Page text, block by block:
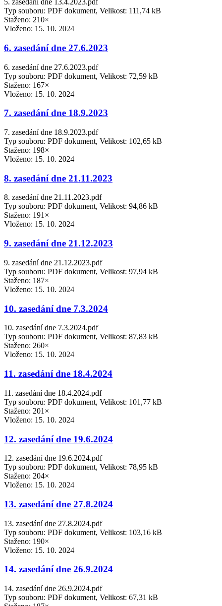
5. zasedání dne 13.4.2023.pdf
Typ souboru: PDF dokument, Velikost: 111,74 kB
Staženo: 210×
Vloženo: 15. 10. 2024
6. zasedání dne 27.6.2023
6. zasedání dne 27.6.2023.pdf
Typ souboru: PDF dokument, Velikost: 72,59 kB
Staženo: 167×
Vloženo: 15. 10. 2024
7. zasedání dne 18.9.2023
7. zasedání dne 18.9.2023.pdf
Typ souboru: PDF dokument, Velikost: 102,65 kB
Staženo: 198×
Vloženo: 15. 10. 2024
8. zasedání dne 21.11.2023
8. zasedání dne 21.11.2023.pdf
Typ souboru: PDF dokument, Velikost: 94,86 kB
Staženo: 191×
Vloženo: 15. 10. 2024
9. zasedání dne 21.12.2023
9. zasedání dne 21.12.2023.pdf
Typ souboru: PDF dokument, Velikost: 97,94 kB
Staženo: 187×
Vloženo: 15. 10. 2024
10. zasedání dne 7.3.2024
10. zasedání dne 7.3.2024.pdf
Typ souboru: PDF dokument, Velikost: 87,83 kB
Staženo: 260×
Vloženo: 15. 10. 2024
11. zasedání dne 18.4.2024
11. zasedání dne 18.4.2024.pdf
Typ souboru: PDF dokument, Velikost: 101,77 kB
Staženo: 201×
Vloženo: 15. 10. 2024
12. zasedání dne 19.6.2024
12. zasedání dne 19.6.2024.pdf
Typ souboru: PDF dokument, Velikost: 78,95 kB
Staženo: 204×
Vloženo: 15. 10. 2024
13. zasedání dne 27.8.2024
13. zasedání dne 27.8.2024.pdf
Typ souboru: PDF dokument, Velikost: 103,16 kB
Staženo: 190×
Vloženo: 15. 10. 2024
14. zasedání dne 26.9.2024
14. zasedání dne 26.9.2024.pdf
Typ souboru: PDF dokument, Velikost: 67,31 kB